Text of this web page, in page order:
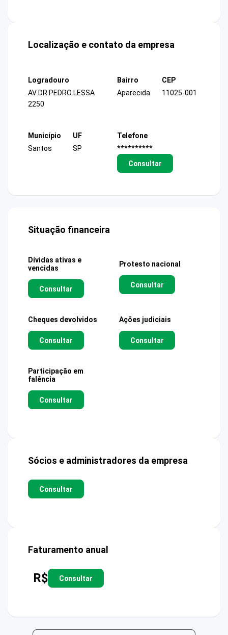
Localização e contato da empresa
Logradouro
AV DR PEDRO LESSA
2250
Bairro
Aparecida
CEP
11025-001
Município
Santos
UF
SP
Telefone
**********
Consultar
Situação financeira
Dívidas ativas e
vencidas
Consultar
Protesto nacional
Consultar
Cheques devolvidos
Consultar
Ações judiciais
Consultar
Participação em
falência
Consultar
Sócios e administradores da empresa
Consultar
Faturamento anual
R$ Consultar